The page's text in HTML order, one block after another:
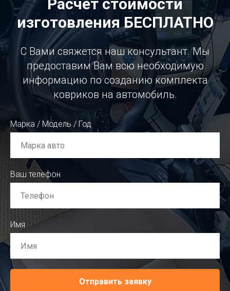
Расчет стоимости
изготовления БЕСПЛАТНО
С Вами свяжется наш консультант. Мы
предоставим Вам всю необходимую
информацию по созданию комплекта
ковриков на автомобиль.
Марка / Модель / Год
Ваш телефон
Имя
Отправить заявку